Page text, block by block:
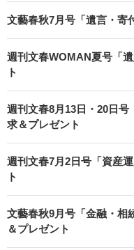
文藝春秋7月号「遺言・寄
週刊文春WOMAN夏号「
ト
週刊文春8月13日・20日
求＆プレゼント
週刊文春7月2日号「資産
ト
文藝春秋9月号「金融・相
＆プレゼント